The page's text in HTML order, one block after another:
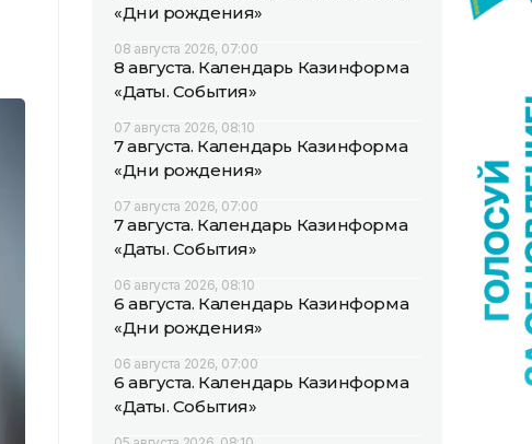
«Дни рождения»
08 августа 2026, 07:00
8 августа. Календарь Казинформа
«Даты. События»
07 августа 2026, 08:10
7 августа. Календарь Казинформа
«Дни рождения»
07 августа 2026, 07:00
7 августа. Календарь Казинформа
«Даты. События»
06 августа 2026, 08:10
6 августа. Календарь Казинформа
«Дни рождения»
06 августа 2026, 07:00
6 августа. Календарь Казинформа
«Даты. События»